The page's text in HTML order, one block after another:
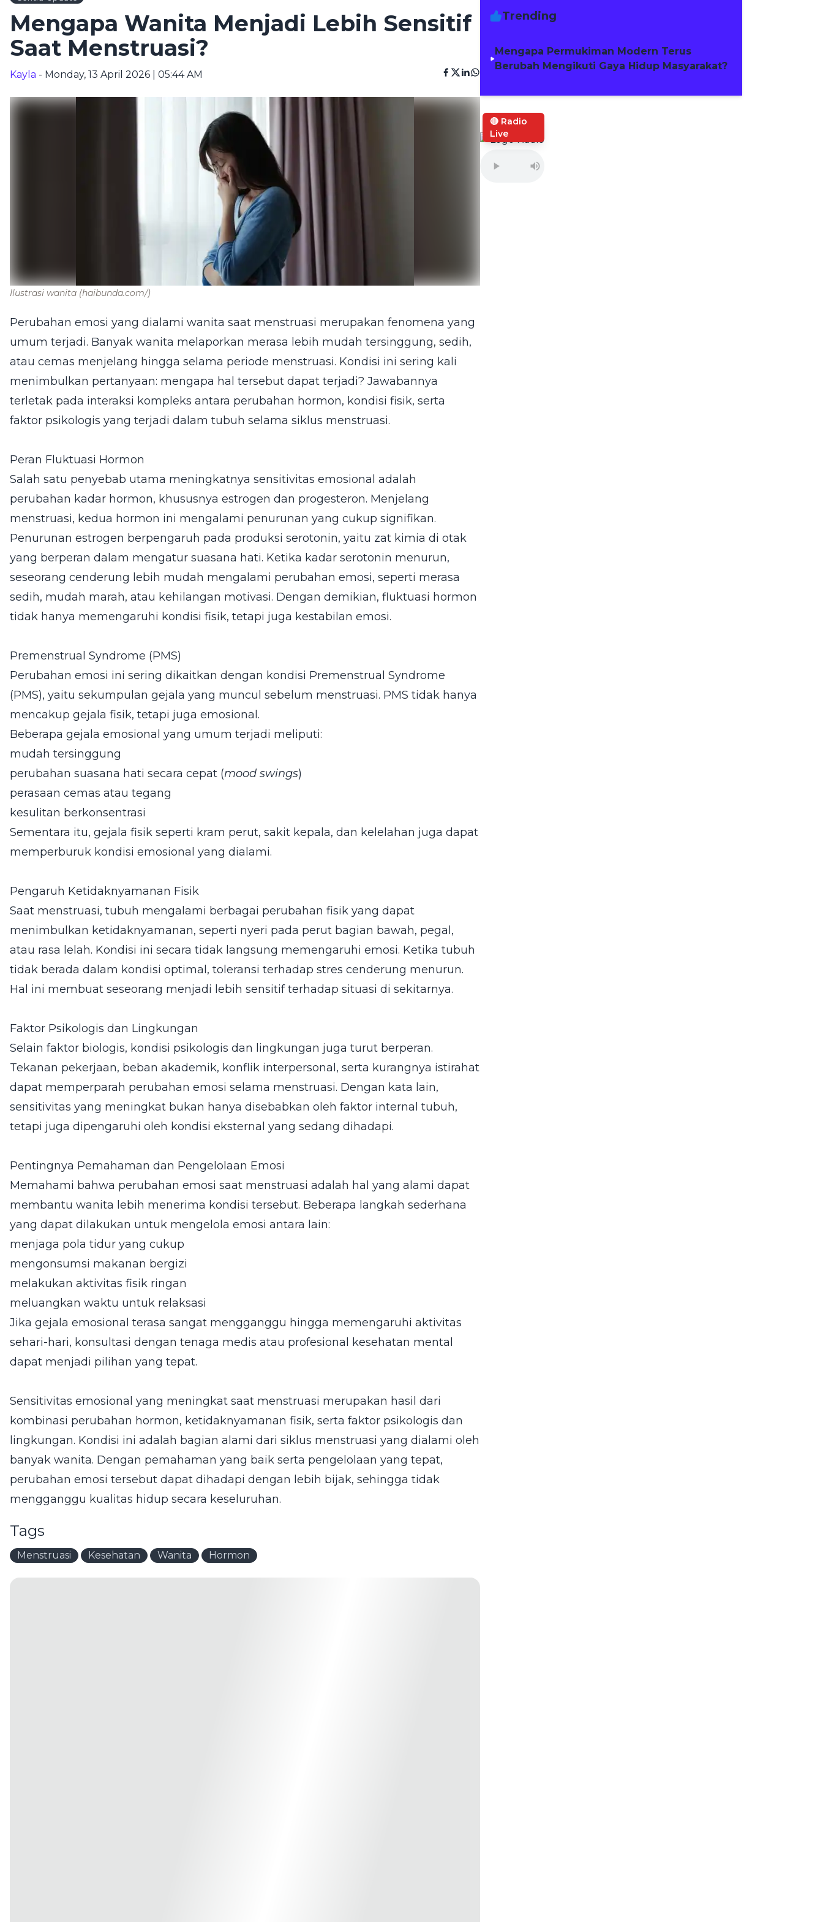
Mengapa Wanita Menjadi Lebih Sensitif
Saat Menstruasi?
Kayla - Monday, 13 April 2026 | 05:44 AM
Ilustrasi wanita (haibunda.com/)
Perubahan emosi yang dialami wanita saat menstruasi merupakan fenomena yang
umum terjadi. Banyak wanita melaporkan merasa lebih mudah tersinggung, sedih,
atau cemas menjelang hingga selama periode menstruasi. Kondisi ini sering kali
menimbulkan pertanyaan: mengapa hal tersebut dapat terjadi? Jawabannya
terletak pada interaksi kompleks antara perubahan hormon, kondisi fisik, serta
faktor psikologis yang terjadi dalam tubuh selama siklus menstruasi.
Peran Fluktuasi Hormon
Salah satu penyebab utama meningkatnya sensitivitas emosional adalah
perubahan kadar hormon, khususnya estrogen dan progesteron. Menjelang
menstruasi, kedua hormon ini mengalami penurunan yang cukup signifikan.
Penurunan estrogen berpengaruh pada produksi serotonin, yaitu zat kimia di otak
yang berperan dalam mengatur suasana hati. Ketika kadar serotonin menurun,
seseorang cenderung lebih mudah mengalami perubahan emosi, seperti merasa
sedih, mudah marah, atau kehilangan motivasi. Dengan demikian, fluktuasi hormon
tidak hanya memengaruhi kondisi fisik, tetapi juga kestabilan emosi.
Premenstrual Syndrome (PMS)
Perubahan emosi ini sering dikaitkan dengan kondisi Premenstrual Syndrome
(PMS), yaitu sekumpulan gejala yang muncul sebelum menstruasi. PMS tidak hanya
mencakup gejala fisik, tetapi juga emosional.
Beberapa gejala emosional yang umum terjadi meliputi:
mudah tersinggung
perubahan suasana hati secara cepat (mood swings)
perasaan cemas atau tegang
kesulitan berkonsentrasi
Sementara itu, gejala fisik seperti kram perut, sakit kepala, dan kelelahan juga dapat
memperburuk kondisi emosional yang dialami.
Pengaruh Ketidaknyamanan Fisik
Saat menstruasi, tubuh mengalami berbagai perubahan fisik yang dapat
menimbulkan ketidaknyamanan, seperti nyeri pada perut bagian bawah, pegal,
atau rasa lelah. Kondisi ini secara tidak langsung memengaruhi emosi. Ketika tubuh
tidak berada dalam kondisi optimal, toleransi terhadap stres cenderung menurun.
Hal ini membuat seseorang menjadi lebih sensitif terhadap situasi di sekitarnya.
Faktor Psikologis dan Lingkungan
Selain faktor biologis, kondisi psikologis dan lingkungan juga turut berperan.
Tekanan pekerjaan, beban akademik, konflik interpersonal, serta kurangnya istirahat
dapat memperparah perubahan emosi selama menstruasi. Dengan kata lain,
sensitivitas yang meningkat bukan hanya disebabkan oleh faktor internal tubuh,
tetapi juga dipengaruhi oleh kondisi eksternal yang sedang dihadapi.
Pentingnya Pemahaman dan Pengelolaan Emosi
Memahami bahwa perubahan emosi saat menstruasi adalah hal yang alami dapat
membantu wanita lebih menerima kondisi tersebut. Beberapa langkah sederhana
yang dapat dilakukan untuk mengelola emosi antara lain:
menjaga pola tidur yang cukup
mengonsumsi makanan bergizi
melakukan aktivitas fisik ringan
meluangkan waktu untuk relaksasi
Jika gejala emosional terasa sangat mengganggu hingga memengaruhi aktivitas
sehari-hari, konsultasi dengan tenaga medis atau profesional kesehatan mental
dapat menjadi pilihan yang tepat.
Sensitivitas emosional yang meningkat saat menstruasi merupakan hasil dari
kombinasi perubahan hormon, ketidaknyamanan fisik, serta faktor psikologis dan
lingkungan. Kondisi ini adalah bagian alami dari siklus menstruasi yang dialami oleh
banyak wanita. Dengan pemahaman yang baik serta pengelolaan yang tepat,
perubahan emosi tersebut dapat dihadapi dengan lebih bijak, sehingga tidak
mengganggu kualitas hidup secara keseluruhan.
Tags
Menstruasi Kesehatan Wanita Hormon
Trending
Mengapa Permukiman Modern Terus
Berubah Mengikuti Gaya Hidup Masyarakat?
🔴 Radio
Live